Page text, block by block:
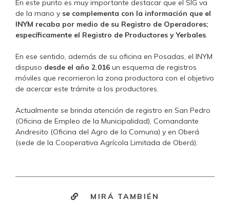
En este punto es muy importante destacar que el SIG va
de la mano y se complementa con la información que el
INYM recaba por medio de su Registro de Operadores;
específicamente el Registro de Productores y Yerbales.
En ese sentido, además de su oficina en Posadas, el INYM
dispuso desde el año 2.016 un esquema de registros
móviles que recorrieron la zona productora con el objetivo
de acercar este trámite a los productores.
Actualmente se brinda atención de registro en San Pedro
(Oficina de Empleo de la Municipalidad), Comandante
Andresito (Oficina del Agro de la Comuna) y en Oberá
(sede de la Cooperativa Agrícola Limitada de Oberá).
MIRÁ TAMBIÉN